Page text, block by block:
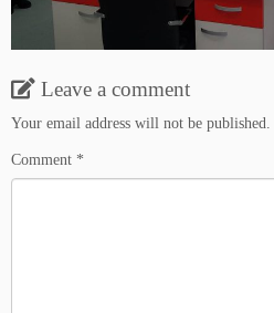
Leave a comment
Your email address will not be published.
Comment *